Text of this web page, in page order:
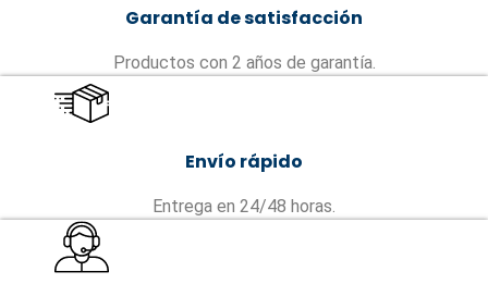
Garantía de satisfacción
Productos con 2 años de garantía.
Envío rápido
Entrega en 24/48 horas.